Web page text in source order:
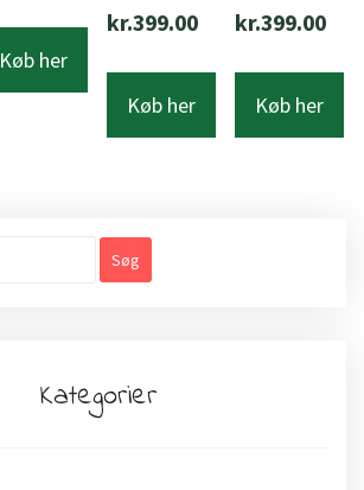
Køb her
kr.399.00
Køb her
kr.399.00
Køb her
Kategorier